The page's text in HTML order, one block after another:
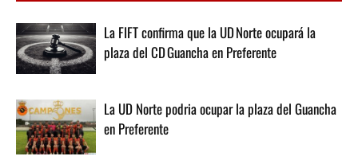
La FIFT confirma que la UD Norte ocupará la
plaza del CD Guancha en Preferente
La UD Norte podria ocupar la plaza del Guancha
en Preferente